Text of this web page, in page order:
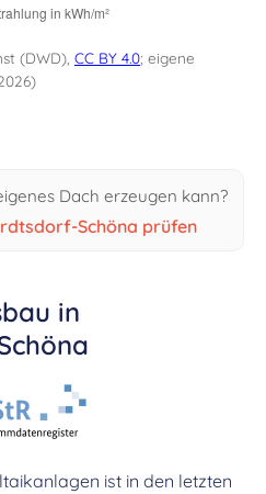
(DWD), CC BY 4.0; eigene
Dach erzeugen kann?
Schöna prüfen
in
ist in den letzten